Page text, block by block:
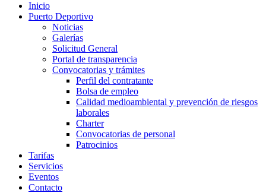
Inicio
Puerto Deportivo
Noticias
Galerías
Solicitud General
Portal de transparencia
Convocatorias y trámites
Perfil del contratante
Bolsa de empleo
Calidad medioambiental y prevención de riesgos
laborales
Charter
Convocatorias de personal
Patrocinios
Tarifas
Servicios
Eventos
Contacto